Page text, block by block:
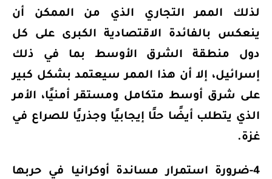
لذلك الممر التجاري الذي من الممكن أن
ينعكس بالفائدة الاقتصادية الكبرى على كل
دول منطقة الشرق الأوسط بما في ذلك
إسرائيل، إلا أن هذا الممر سيعتمد بشكل كبير
على شرق أوسط متكامل ومستقر أمنيًا، الأمر
الذي يتطلب أيضًا حلًا إيجابيًا وجذريًا للصراع في
غزة.
4-ضرورة استمرار مساندة أوكرانيا في حربها